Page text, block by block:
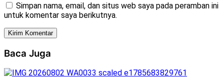
Simpan nama, email, dan situs web saya pada peramban ini
untuk komentar saya berikutnya.
Baca Juga